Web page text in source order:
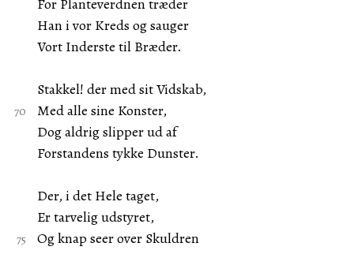
For Planteverdnen træder
Han i vor Kreds og sauger
Vort Inderste til Bræder.
Stakkel! der med sit Vidskab,
Med alle sine Konster,
Dog aldrig slipper ud af
Forstandens tykke Dunster.
Der, i det Hele taget,
Er tarvelig udstyret,
Og knap seer over Skuldren